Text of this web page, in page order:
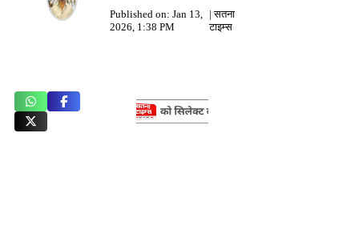
Published on: Jan 13,
2026, 1:38 PM
|सतना
टाइम्स